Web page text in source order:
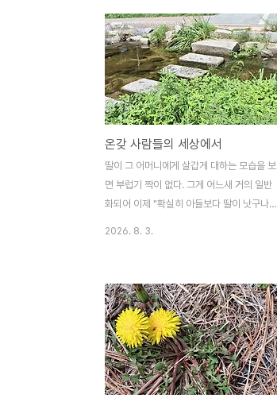
는 말할 것도 없다. 찬란하게 빛난다. 나는 그
런 책을 몇 권 기억하고 있다. 다음에 옮겨 쓴
것도 그런 경우다.이러한 생각을 처음부터 염
두에 두고 책을 읽었다면 얼마나 좋았을까?
그런 부분을 모은 목록을 만들 수도 있었을
것이다.나는 그 아이디어를 겨우 몇 년 전에
생각하게 되었고, 이제는 어쩔 수 없으므로
포기할 수밖에 없다고 생각해 버렸다. 다음은
파스칼 키냐르의 책("은밀한 생" 29~3..
온갖 사람들의 세상에서
딸이 그 어머니에게 살갑게 대하는 모습을 보
면 부럽기 짝이 없다. 그게 어느새 거의 일반
화되어 이제 "확실히 아들보다 딸이 낫구나"
가던 걸음을 멈추고 바라본다. 특히 병원에서
그렇다.아내가 병원에 갈 때, 나는 아내의 보
호자다. 내가 병원에 갈 때 내 보호자는 나다.
나 말고는 내 보호자가 되어 줄 사람이 없다.
저기 우리 동네 가운데를 흐르는 개울의 징검
다리에서 병든 어머니를 데리고 나온 삼사십
2026. 8. 3.